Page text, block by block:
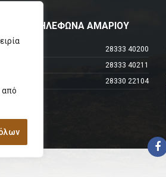
από
ΤΗΛΕΦΩΝΑ ΑΜΑΡΙΟΥ
Κέντρο
28333 40200
28333 40211
28330 22104